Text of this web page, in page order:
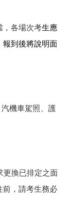
，各場次考生應
報到後將說明面
機車駕照、護
更換已排定之面
前，請考生務必